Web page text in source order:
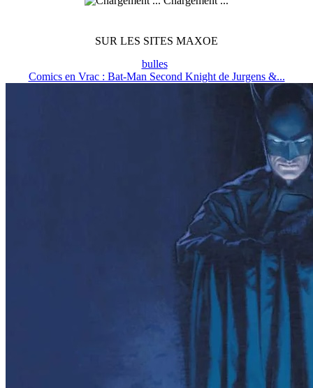
SUR LES SITES MAXOE
bulles
Comics en Vrac : Bat-Man Second Knight de Jurgens &...